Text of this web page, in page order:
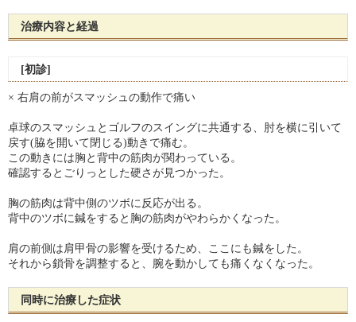
治療内容と経過
[初診]
× 右肩の前がスマッシュの動作で痛い
卓球のスマッシュとゴルフのスイングに共通する、肘を横に引いて
戻す(脇を開いて閉じる)動きで痛む。
この動きには胸と背中の筋肉が関わっている。
確認するとごりっとした硬さが見つかった。
胸の筋肉は背中側のツボに反応が出る。
背中のツボに鍼をすると胸の筋肉がやわらかくなった。
肩の前側は肩甲骨の影響を受けるため、ここにも鍼をした。
それから鎖骨を調整すると、腕を動かしても痛くなくなった。
同時に治療した症状